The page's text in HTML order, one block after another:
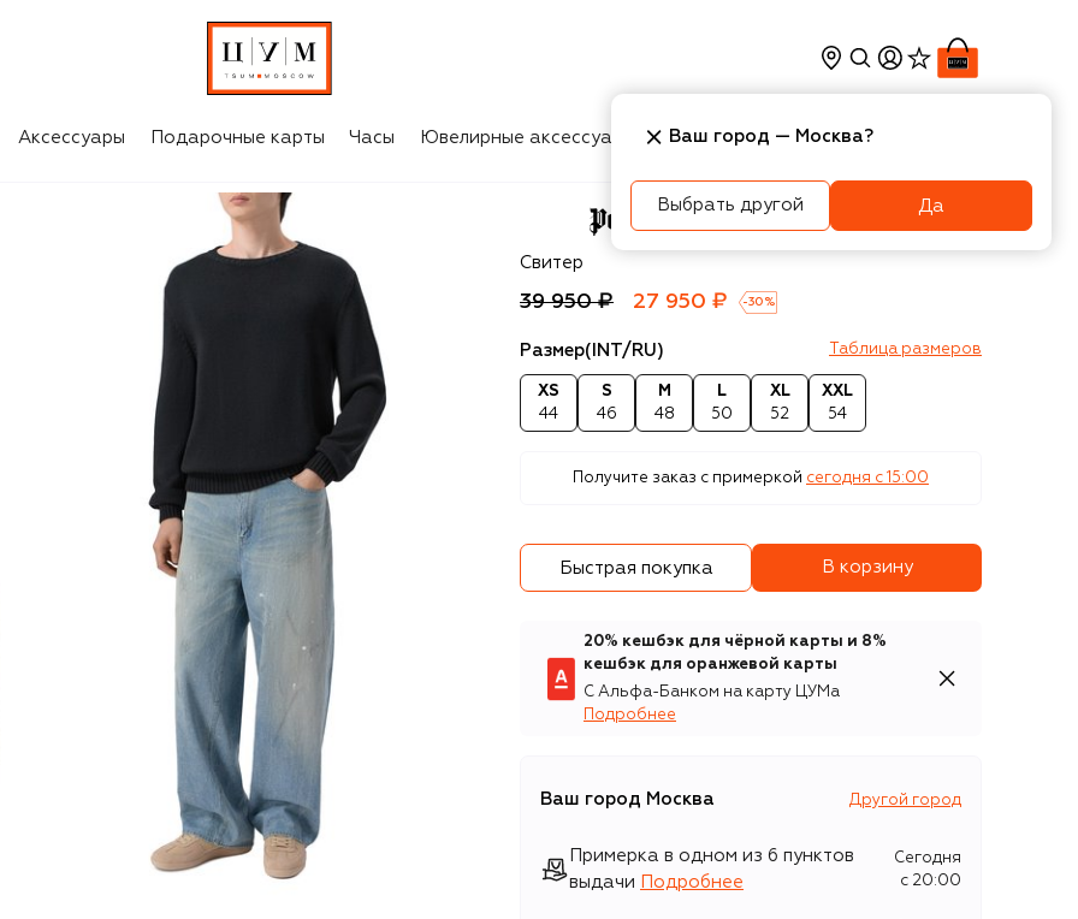
Аксессуары Подарочные карты Часы Ювелирные аксессуары Косметика Интерьер
Palm Angels
Свитер
39 950 ₽ 27 950 ₽ -30 %
Размер(INT/RU) Таблица размеров
XS
44
S
46
M
48
L
50
XL
52
XXL
54
Получите заказ с примеркой сегодня c 15:00
Быстрая покупка В корзину
20% кешбэк для чёрной карты и 8%
кешбэк для оранжевой карты
С Альфа-Банком на карту ЦУМа
Подробнее
Ваш город Москва Другой город
Примерка в одном из 6 пунктов
выдачи
Подробнее
Сегодня
c 20:00
Ваш город — Москва?
Выбрать другой Да